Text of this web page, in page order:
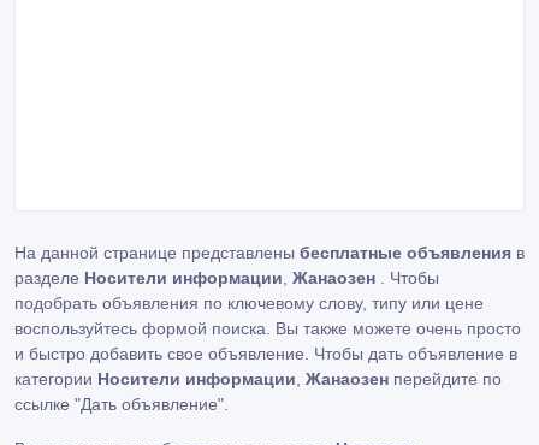
На данной странице представлены бесплатные объявления в
разделе Носители информации Жанаозен . Чтобы
подобрать объявления по ключевому слову, типу или цене
воспользуйтесь формой поиска. Вы также можете очень просто
и быстро добавить свое объявление. Чтобы дать объявление в
категории Носители информации Жанаозен перейдите по
ссылке "Дать объявление"